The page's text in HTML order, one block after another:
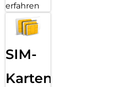
erfahren
SIM-
Karten